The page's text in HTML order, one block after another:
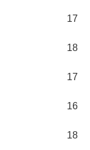
17
18
17
16
18